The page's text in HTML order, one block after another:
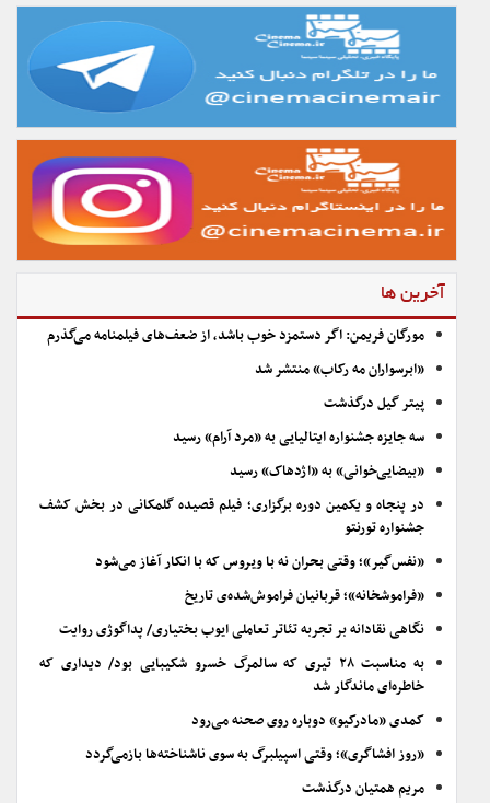
آخرین ها
مورگان فریمن: اگر دستمزد خوب باشد، از ضعف‌های فیلمنامه می‌گذرم
«ابرسواران مه رکاب» منتشر شد
پیتر گیل درگذشت
سه جایزه جشنواره ایتالیایی به «مرد آرام» رسید
«بیضایی‌خوانی» به «اژدهاک» رسید
در پنجاه و یکمین دوره برگزاری؛ فیلم قصیده گلمکانی در بخش کشف
جشنواره تورنتو
«نفس‌گیر»؛ وقتی بحران نه با ویروس که با انکار آغاز می‌شود
«فراموشخانه»؛ قربانیان فراموش‌شده‌ی تاریخ
نگاهی نقادانه بر تجربه تئاتر تعاملی ایوب بختیاری/ پداگوژی روایت
به مناسبت ۲۸ تیری که سالمرگ خسرو شکیبایی بود/ دیداری که
خاطره‌ای ماندگار شد
کمدی «مادرکیو» دوباره روی صحنه می‌رود
«روز افشاگری»؛ وقتی اسپیلبرگ به سوی ناشناخته‌ها بازمی‌گردد
مریم همتیان درگذشت